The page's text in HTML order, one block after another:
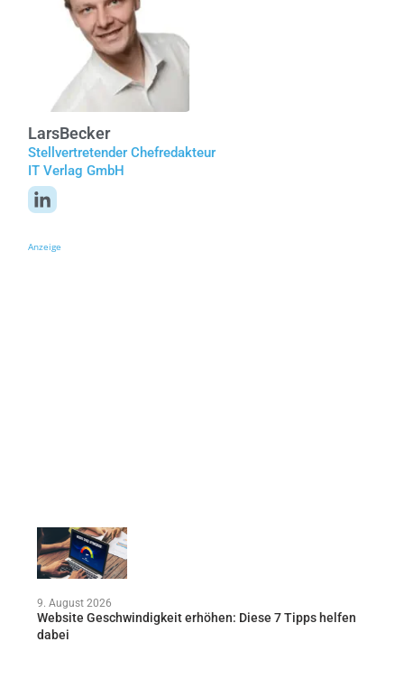
LarsBecker
Stellvertretender Chefredakteur
IT Verlag GmbH
Anzeige
9. August 2026
Website Geschwindigkeit erhöhen: Diese 7 Tipps helfen
dabei